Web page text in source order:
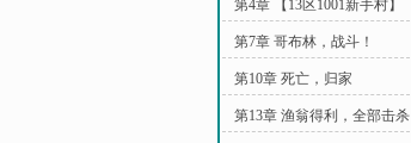
第4章 【13区1001新手村】
第7章 哥布林，战斗！
第10章 死亡，归家
第13章 渔翁得利，全部击杀